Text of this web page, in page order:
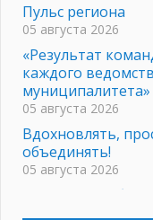
Пульс региона
05 августа 2026
«Результат
каждого
муниципалитета»
05 августа 2026
Вдохновлять,
объединять!
05 августа 2026
Не оставят в беде